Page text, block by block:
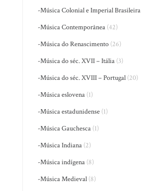
-Música Colonial e Imperial Brasileira
-Música Contemporânea (42)
-Música do Renascimento (26)
-Música do séc. XVII – Itália (3)
-Música do séc. XVIII – Portugal (20)
-Música eslovena (1)
-Música estadunidense (1)
-Música Gauchesca (1)
-Música Indiana (2)
-Música indígena (8)
-Música Medieval (8)